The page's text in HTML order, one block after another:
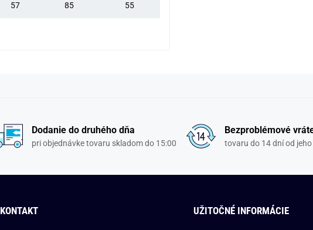
57 85 55
Dodanie do druhého dňa
pri objednávke tovaru skladom do 15:00
Bezproblémové
tovaru do 14 dní od
KONTAKT UŽITOČNÉ INFORMÁCIE